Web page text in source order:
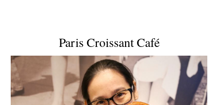
Paris Croissant Café